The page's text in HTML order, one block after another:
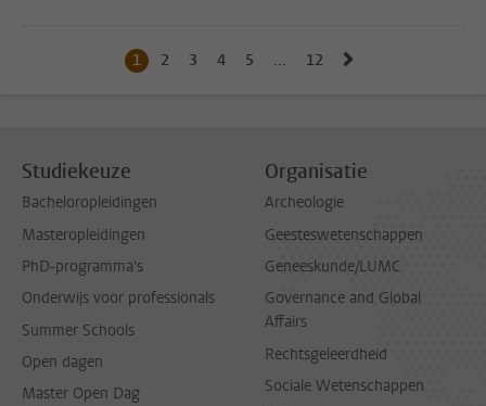
Huidige pagina, pagina
1 Naar pagina
2 Naar pagina
3 Naar pagina
4 Naar pagina
5 ... Naar laatste pagina,
12
Studiekeuze
Bacheloropleidingen
Masteropleidingen
PhD-programma's
Onderwijs voor professionals
Summer Schools
Open dagen
Master Open Dag
Organisatie
Archeologie
Geesteswetenschappen
Geneeskunde/LUMC
Governance and Global
Affairs
Rechtsgeleerdheid
Sociale Wetenschappen